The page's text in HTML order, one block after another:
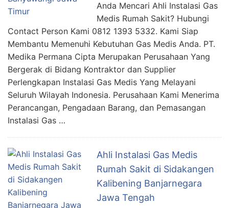
Anda Mencari Ahli Instalasi Gas
Medis Rumah Sakit? Hubungi
Contact Person Kami 0812 1393 5332. Kami Siap
Membantu Memenuhi Kebutuhan Gas Medis Anda. PT.
Medika Permana Cipta Merupakan Perusahaan Yang
Bergerak di Bidang Kontraktor dan Supplier
Perlengkapan Instalasi Gas Medis Yang Melayani
Seluruh Wilayah Indonesia. Perusahaan Kami Menerima
Perancangan, Pengadaan Barang, dan Pemasangan
Instalasi Gas …
Ahli Instalasi Gas Medis
Rumah Sakit di Sidakangen
Kalibening Banjarnegara
Jawa Tengah